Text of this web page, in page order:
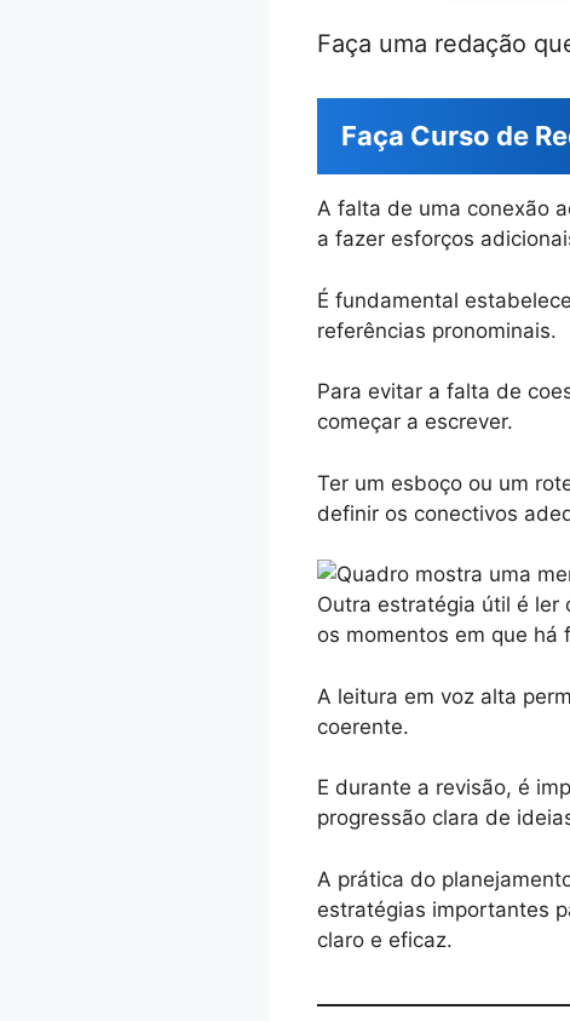
Faça uma redação
Faça Curso de
A falta de uma conexão
a fazer esforços
É fundamental
referências pronominais.
Para evitar a falta de
começar a escrever.
Ter um esboço ou um
definir os conectivos
Outra estratégia útil é ler
os momentos em que há
A leitura em voz alta
coerente.
E durante a revisão, é
progressão clara de
A prática do
estratégias importantes
claro e eficaz.